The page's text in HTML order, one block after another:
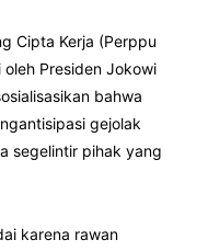
Cipta Kerja (Perppu
Presiden Jokowi
bahwa
gejolak
segelintir pihak yang
karena rawan